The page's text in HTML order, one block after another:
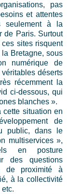
pas
et attentes
seulement à la
de Paris. Surtout
sites risquent
Bretagne, sous
numérique de
déserts
récemment la
ci-dessous, qui
blanches ».
situation en
de
public, dans le
multiservices »,
en posture
des questions
de proximité à
à la collectivité